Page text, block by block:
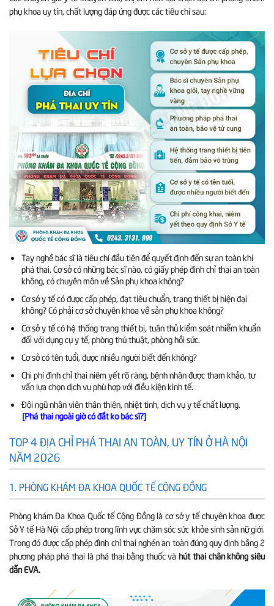
phụ khoa uy tín, chất lượng đáp ứng được các tiêu chí sau:
Tay nghề bác sĩ là tiêu chí đầu tiên để quyết định đến sự an toàn khi
phá thai. Cơ sở có những bác sĩ nào, có giấy phép đình chỉ thai an toàn
không, có chuyên môn về Sản phụ khoa không?
Cơ sở y tế có được cấp phép, đạt tiêu chuẩn, trang thiết bị hiện đại
không? Có phải cơ sở chuyên khoa về sản phụ khoa không?
Cơ sở y tế có hệ thống trang thiết bị, tuân thủ kiểm soát nhiễm khuẩn
đối với dụng cụ y tế, phòng thủ thuật, phòng hồi sức.
Cơ sở có tên tuổi, được nhiều người biết đến không?
Chi phí đình chỉ thai niêm yết rõ ràng, bệnh nhân được tham khảo, tư
vấn lựa chọn dịch vụ phù hợp với điều kiện kinh tế.
Đội ngũ nhân viên thân thiện, nhiệt tình, dịch vụ y tế chất lượng.
[Phá thai ngoài giờ có đắt ko bác sĩ?]
TOP 4 ĐỊA CHỈ PHÁ THAI AN TOÀN, UY TÍN Ở HÀ NỘI
NĂM 2026
1. PHÒNG KHÁM ĐA KHOA QUỐC TẾ CỘNG ĐỒNG
Phòng khám Đa Khoa Quốc tế Cộng Đồng là cơ sở y tế chuyên khoa được
Sở Y tế Hà Nội cấp phép trong lĩnh vực chăm sóc sức khỏe sinh sản nữ giới.
Trong đó được cấp phép đình chỉ thai nghén an toàn đúng quy định bằng 2
phương pháp phá thai là phá thai bằng thuốc vàhút thai chân không siêu
dẫn EVA.